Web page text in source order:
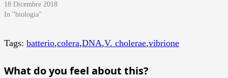
18 Dicembre 2018
In "biologia"
Tags: batterio,colera,DNA,V. cholerae,vibrione
What do you feel about this?